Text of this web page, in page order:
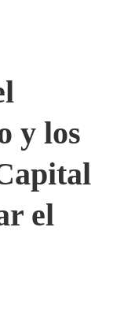
y los
el